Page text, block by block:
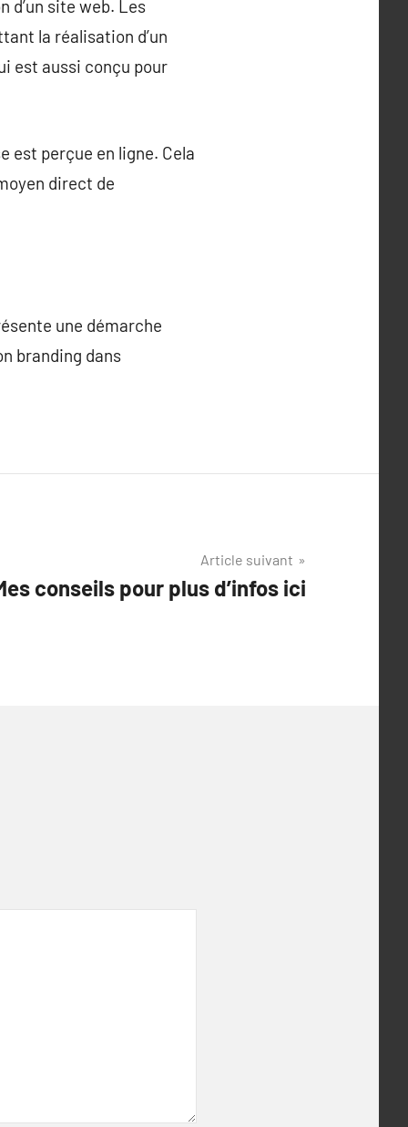
d’un site web. Les
la réalisation d’un
est aussi conçu pour
est perçue en ligne. Cela
direct de
une démarche
branding dans
Article suivant
conseils pour plus d’infos ici